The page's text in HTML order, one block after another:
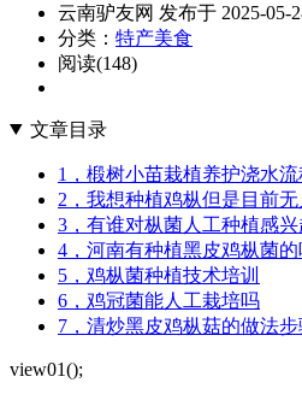
云南驴友网 发布于 2025-05-
分类： 特产美食
阅读(148)
文章目录
1，椴树小苗栽植养护浇水
2，我想种植鸡枞但是目前
3，有谁对枞菌人工种植感
4，河南有种植黑皮鸡枞菌的
5，鸡枞菌种植技术培训
6，鸡冠菌能人工栽培吗
7，清炒黑皮鸡枞菇的做法
view01();